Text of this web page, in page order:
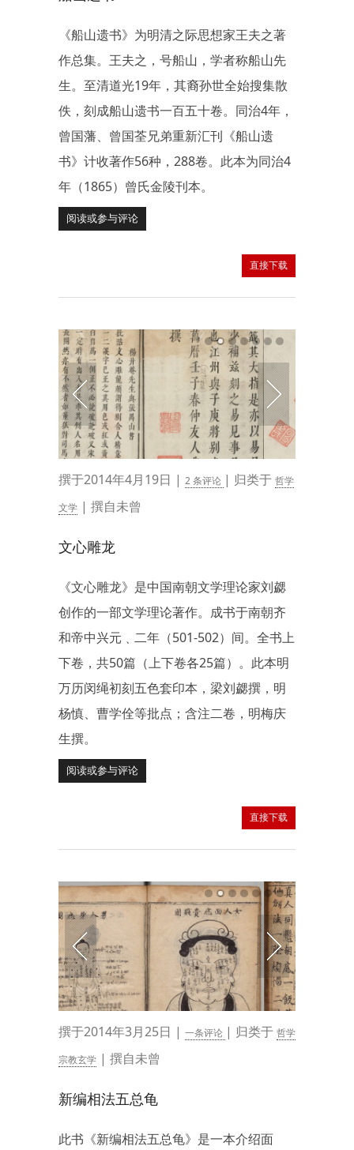
《船山遗书》为明清之际思想家王夫之著
作总集。王夫之，号船山，学者称船山先
生。至清道光19年，其裔孙世全始搜集散
佚，刻成船山遗书一百五十卷。同治4年，
曾国藩、曾国荃兄弟重新汇刊《船山遗
书》计收著作56种，288卷。此本为同治4
年（1865）曾氏金陵刊本。
阅读或参与评论
直接下载
撰于2014年4月19日 | 2 条评论 | 归类于 哲学
文学 | 撰自未曾
文心雕龙
《文心雕龙》是中国南朝文学理论家刘勰
创作的一部文学理论著作。成书于南朝齐
和帝中兴元﹑二年（501-502）间。全书上
下卷，共50篇（上下卷各25篇）。此本明
万历闵绳初刻五色套印本，梁刘勰撰，明
杨慎、曹学佺等批点；含注二卷，明梅庆
生撰。
阅读或参与评论
直接下载
撰于2014年3月25日 | 一条评论 | 归类于 哲学
宗教玄学 | 撰自未曾
新编相法五总龟
此书《新编相法五总龟》是一本介绍面